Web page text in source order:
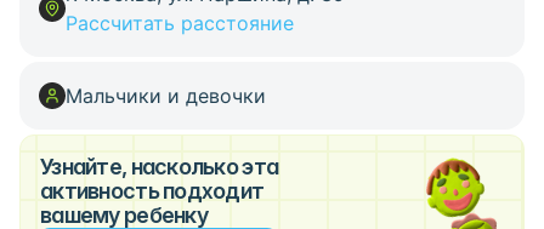
Рассчитать расстояние
Мальчики и девочки
Узнайте, насколько эта
активность подходит
вашему ребенку